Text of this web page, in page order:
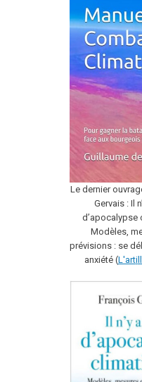
Le dernier
Gervais : Il
d’apocalypse
Modèles,
prévisions : se
anxiété (L'arti